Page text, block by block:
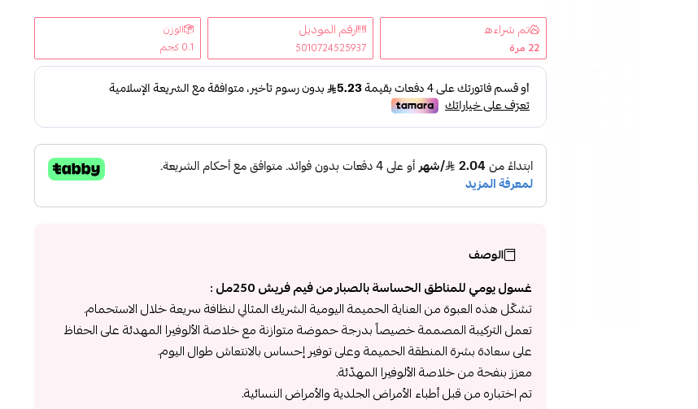
تم شراءه
22 مرة
رقم الموديل
5010724525937
الوزن
0.1 كجم
الوصف
غسول يومي للمناطق الحساسة بالصبار من فيم فريش 250مل :
تشكّل هذه العبوة من العناية الحميمة اليومية الشريك المثالي لنظافة سريعة خلال الاستحمام.
تعمل التركيبة المصممة خصيصاً بدرجة حموضة متوازنة مع خلاصة الألوفيرا المهدئة على الحفاظ
على سعادة بشرة المنطقة الحميمة وعلى توفير إحساس بالانتعاش طوال اليوم.
معزز بنفحة من خلاصة الألوفيرا المهدّئة.
تم اختباره من قبل أطباء الأمراض الجلدية والأمراض النسائية.